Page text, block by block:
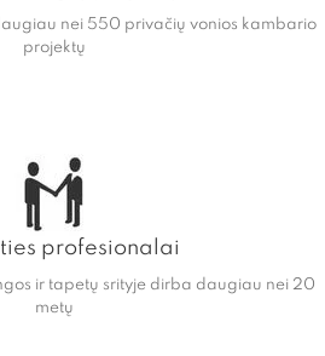
nei 550 privačių vonios kambario
projektų
profesionalai
ir tapetų srityje dirba daugiau nei 20
metų